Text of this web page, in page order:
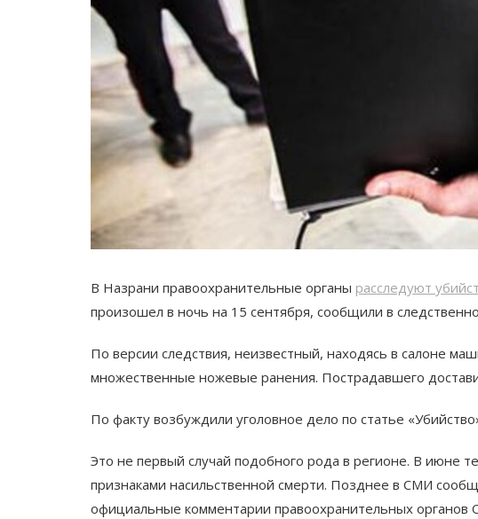
В Назрани правоохранительные органы расследуют
произошел в ночь на 15 сентября, сообщили в
По версии следствия, неизвестный, находясь в салоне
множественные ножевые ранения. Пострадавшего
По факту возбуждили уголовное дело по статье
Это не первый случай подобного рода в регионе. В июне
признаками насильственной смерти. Позднее в СМИ
официальные комментарии правоохранительных органов